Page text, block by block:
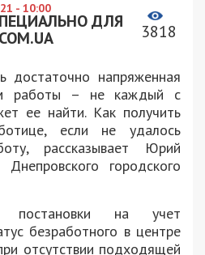
- 10:00
ДЛЯ
3818
достаточно напряженная
работы – не каждый с
ее найти. Как получить
если не удалось
рассказывает Юрий
городского
на учет
безработного в центре
отсутствии подходящей